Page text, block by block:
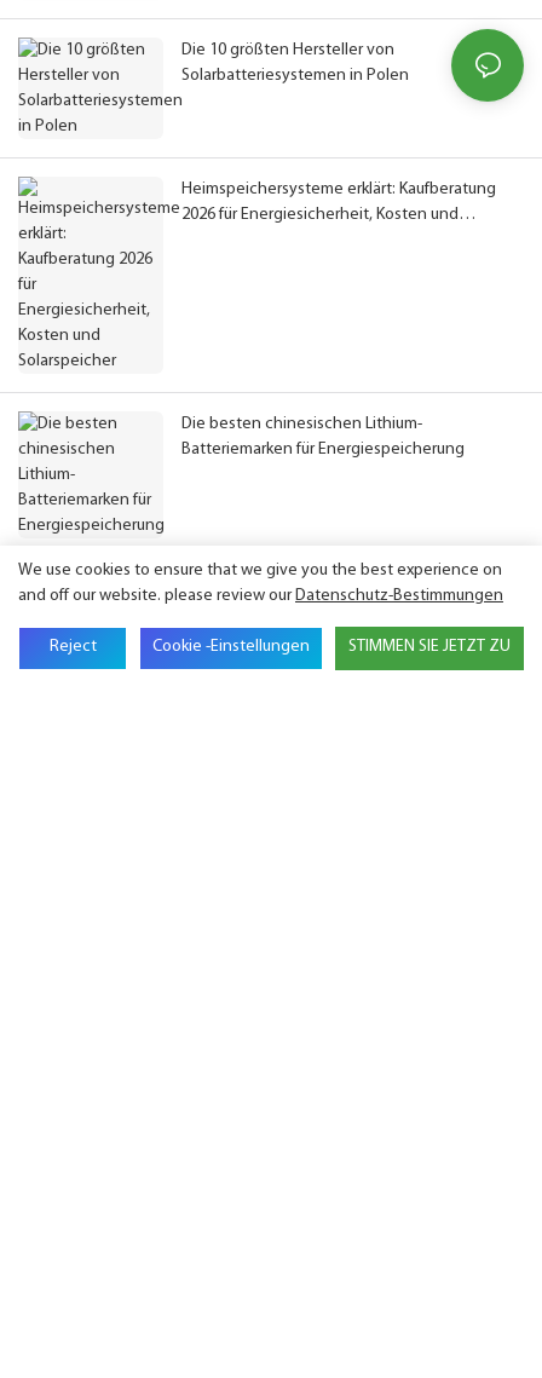
Die 10 größten Hersteller von
Solarbatteriesystemen in Polen
Heimspeichersysteme erklärt: Kaufberatung
2026 für Energiesicherheit, Kosten und
Die besten chinesischen Lithium-
Batteriemarken für Energiespeicherung
Sich mit uns in Verbindung setzen
We use cookies to ensure that we give you the best experience on
and off our website. please review ourDatenschutz-Bestimmungen
Reject Cookie -Einstellungen STIMMEN SIE JETZT ZU